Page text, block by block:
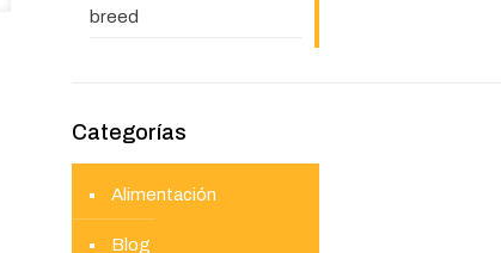
breed
Categorías
Alimentación
Blog